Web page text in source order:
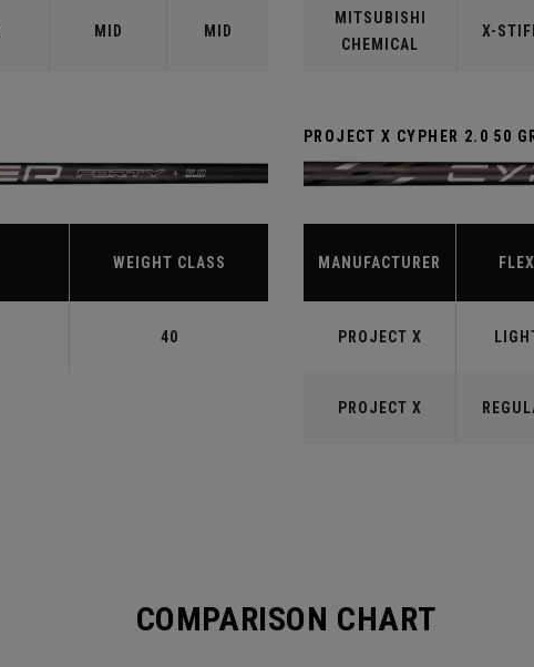
MID MID
MITSUBISHI
CHEMICAL
X-
WEIGHT CLASS
40
PROJECT X CYPHER 2.0 50
MANUFACTURER FLEX
PROJECT X
PROJECT X
COMPARISON CHART